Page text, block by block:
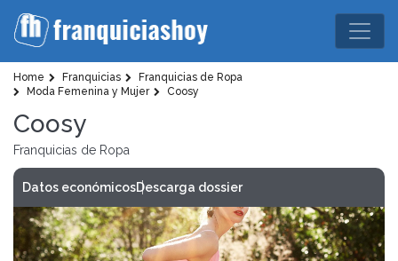
Home Franquicias
Franquicias de Ropa
Moda Femenina y Mujer
Coosy
Coosy
Franquicias de Ropa
Datos económicosDescarga dossier